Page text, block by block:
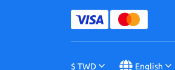
$ TWD English